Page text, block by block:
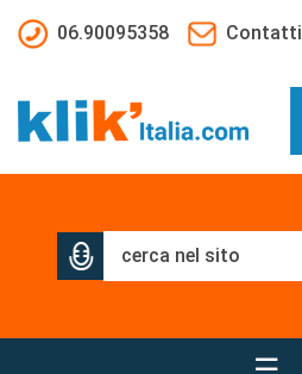
06.90095358
Contatti